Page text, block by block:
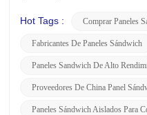
a sus propiedades únicas y
campos: Aplicaciones...
Hot Tags : Comprar Paneles
Fabricantes De Paneles Sándwich
Paneles Sandwich De Alto
Proveedores De China Panel
Paneles Sándwich Aislados Para